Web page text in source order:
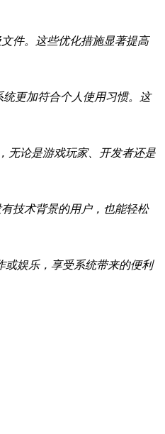
件。这些优化措施显著提高
更加符合个人使用习惯。这
无论是游戏玩家、开发者还是
技术背景的用户，也能轻松
或娱乐，享受系统带来的便利